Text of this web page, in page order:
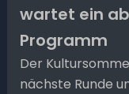
wartet ein
Programm
Der
nächste Runde